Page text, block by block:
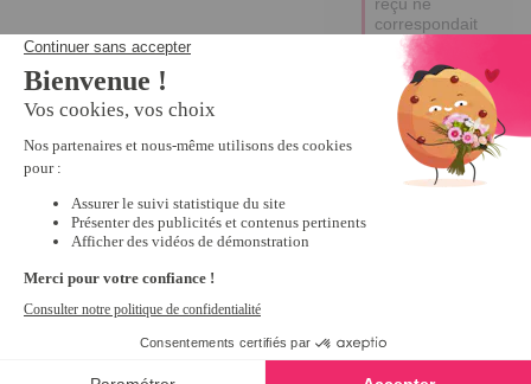
correspondait
pas à vos
attentes.
Nous prenons
note de votre
retour et nous
chercherons à
améliorer nos
produits à
5
Avis vérifié